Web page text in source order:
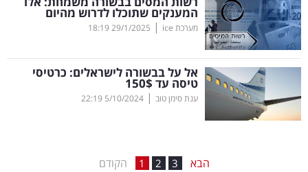
בריאות
תרבות
ופנאי
תיירות
המענקים שתוכלו לדרוש מהיום
מערכת ice |
29/1/2025
18:19
אל על בבשורה לישראלים: כרטיסי
טיסה עד 150$
ענת סימן טוב |
5/10/2024
22:19
הקודם 1 2 3 הבא